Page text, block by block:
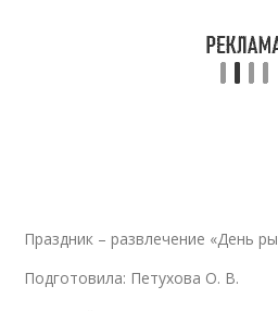
Праздник – развлечение «День
Подготовила: Петухова О. В.